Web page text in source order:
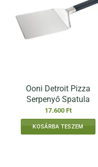
Ooni Detroit Pizza
Serpenyő Spatula
17.600 Ft
KOSÁRBA TESZEM